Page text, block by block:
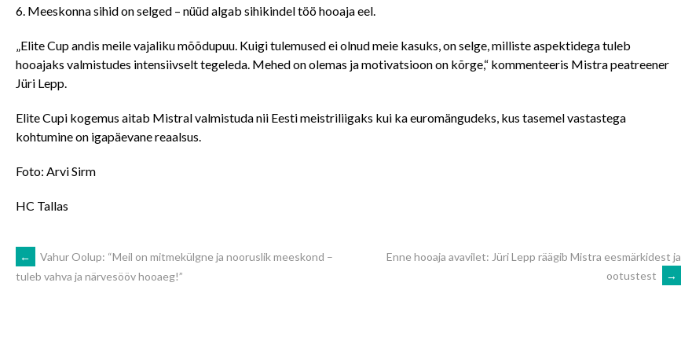
6. Meeskonna sihid on selged – nüüd algab sihikindel töö hooaja eel.
„Elite Cup andis meile vajaliku mõõdupuu. Kuigi tulemused ei olnud meie kasuks, on selge, milliste aspektidega tuleb
hooajaks valmistudes intensiivselt tegeleda. Mehed on olemas ja motivatsioon on kõrge,“ kommenteeris Mistra peatreener
Jüri Lepp.
Elite Cupi kogemus aitab Mistral valmistuda nii Eesti meistriliigaks kui ka euromängudeks, kus tasemel vastastega
kohtumine on igapäevane reaalsus.
Foto: Arvi Sirm
HC Tallas
POST
←
Vahur Oolup: “Meil on mitmekülgne ja nooruslik meeskond –
tuleb vahva ja närvesööv hooaeg!”
Enne hooaja avavilet: Jüri Lepp räägib Mistra eesmärkidest ja
ootustest
→